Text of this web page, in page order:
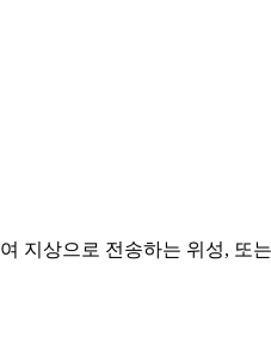
지상으로 전송하는 위성,